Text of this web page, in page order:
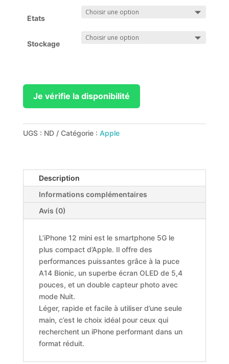
Etats
Stockage
Je vérifie la disponibilité
UGS : ND Catégorie : Apple
Description
Informations complémentaires
Avis (0)
L’iPhone 12 mini est le smartphone 5G le
plus compact d’Apple. Il offre des
performances puissantes grâce à la puce
A14 Bionic, un superbe écran OLED de 5,4
pouces, et un double capteur photo avec
mode Nuit.
Léger, rapide et facile à utiliser d’une seule
main, c’est le choix idéal pour ceux qui
recherchent un iPhone performant dans un
format réduit.